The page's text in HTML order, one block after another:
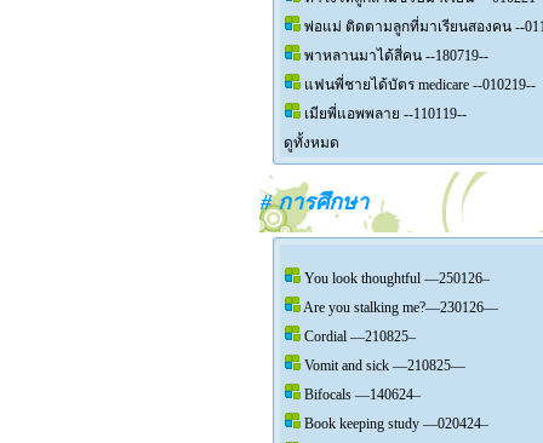
พ่อแม่ ติดตามลูกที่มาเรียนสองคน --
พาหลานมาได้สี่คน --180719--
แฟนพี่ชายได้บัตร medicare --010219--
เมียพี่แอพพลาย --110119--
ดูทั้งหมด
# การศึกษา
You look thoughtful —250126–
Are you stalking me?—230126—
Cordial —210825–
Vomit and sick —210825—
Bifocals —140624–
Book keeping study —020424–